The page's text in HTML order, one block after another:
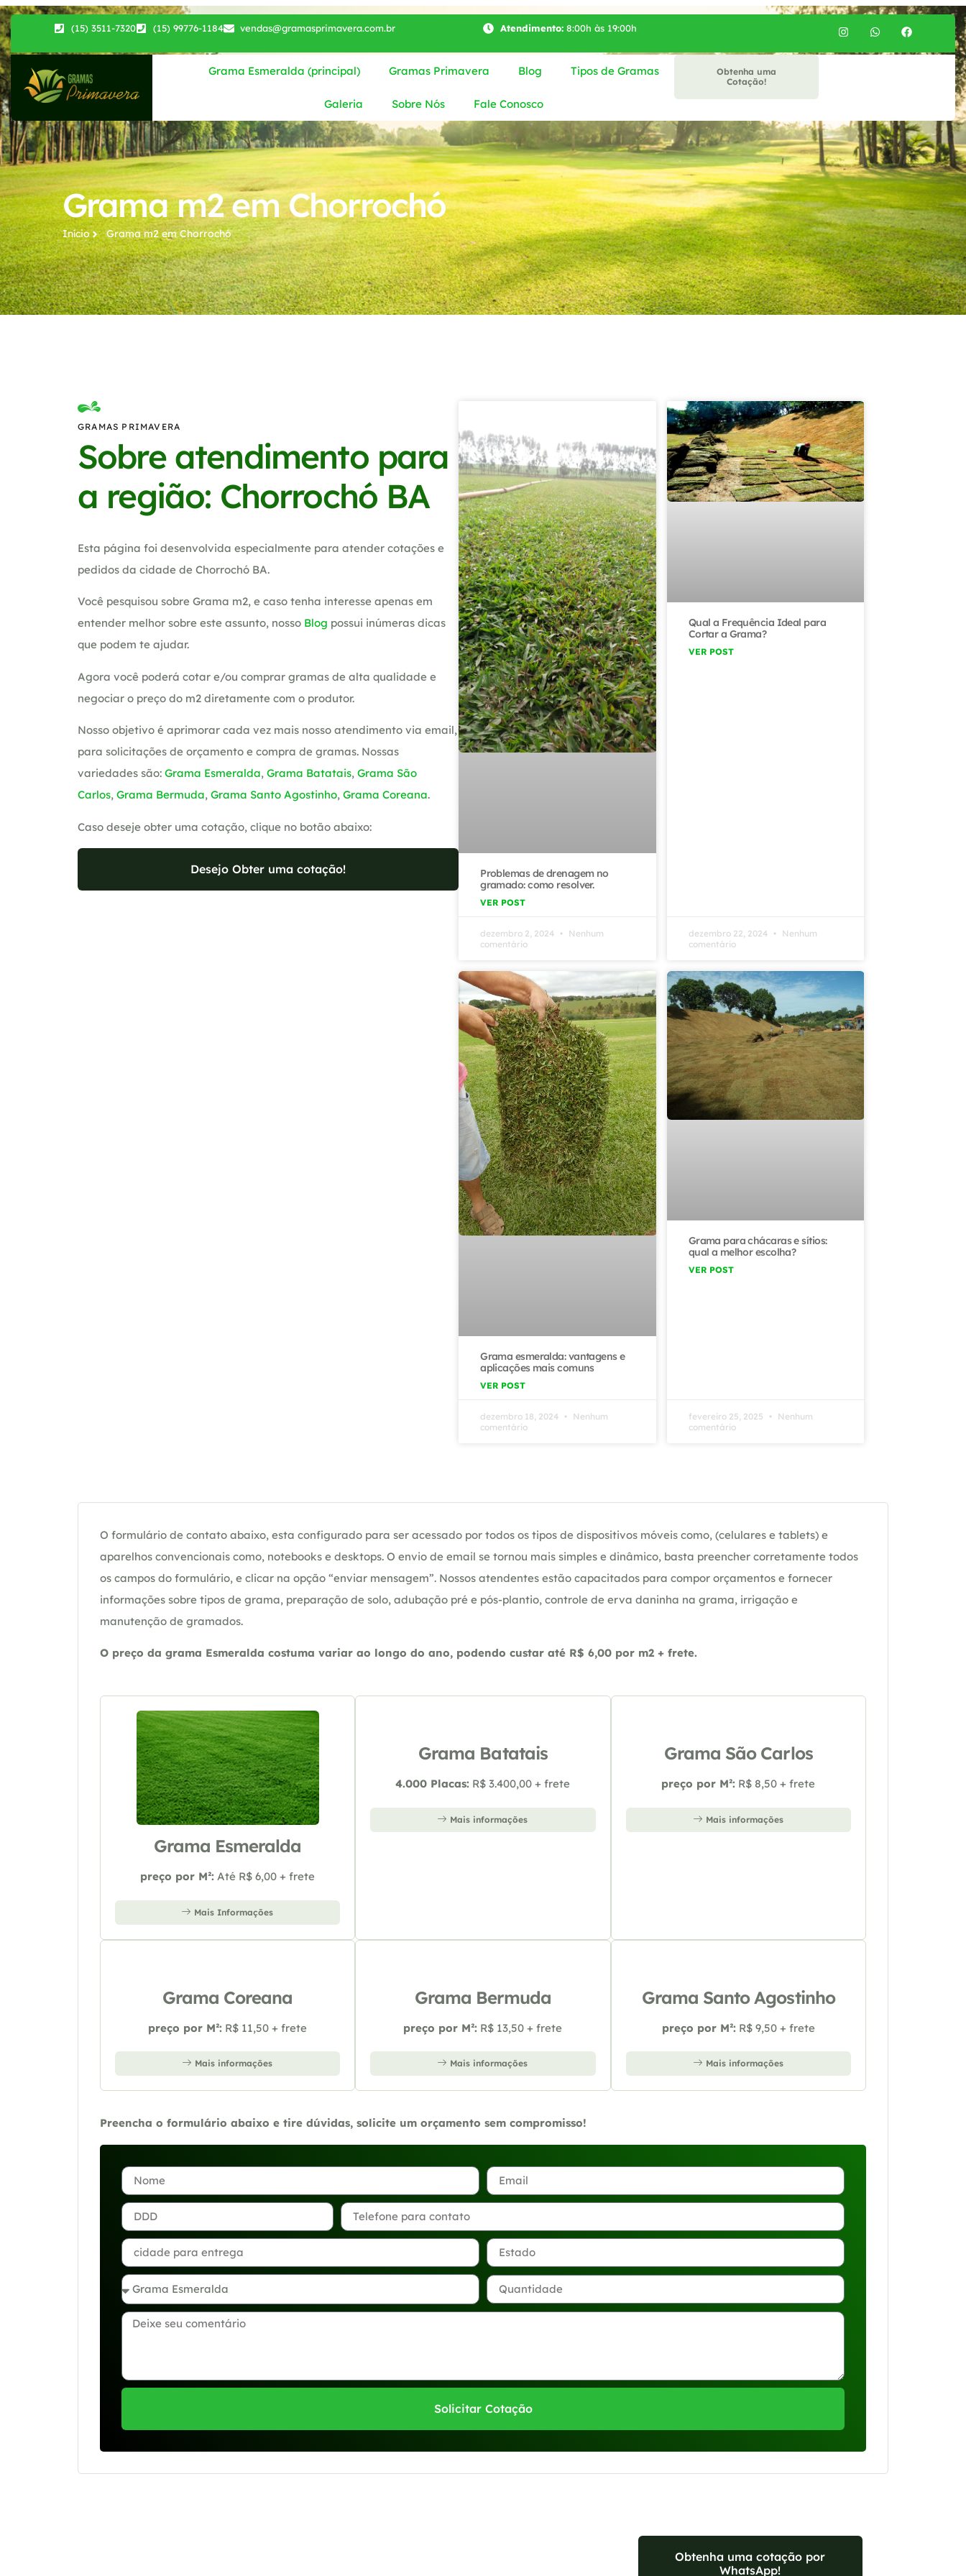
(15) 3511-7320 (15) 99776-1184 vendas@gramasprimavera.com.br Atendimento:8:00h às 19:00h
Grama Esmeralda (principal) Gramas Primavera Blog Tipos de Gramas
Galeria Sobre Nós Fale Conosco
Obtenha uma
Cotação!
Grama m2 em Chorrochó
Início Grama m2​ em Chorrochó
GRAMAS PRIMAVERA
Sobre atendimento para
a região: Chorrochó BA
Esta página foi desenvolvida especialmente para atender cotações e
pedidos da cidade de Chorrochó BA.
Você pesquisou sobre Grama m2, e caso tenha interesse apenas em
entender melhor sobre este assunto, nosso Blog possui inúmeras dicas
que podem te ajudar.
Agora você poderá cotar e/ou comprar gramas de alta qualidade e
negociar o preço do m2 diretamente com o produtor.
Nosso objetivo é aprimorar cada vez mais nosso atendimento via email,
para solicitações de orçamento e compra de gramas. Nossas
variedades são: Grama Esmeralda, Grama Batatais, Grama São
Carlos, Grama Bermuda, Grama Santo Agostinho, Grama Coreana.
Caso deseje obter uma cotação, clique no botão abaixo:
Desejo Obter uma cotação!
Problemas de drenagem no
gramado: como resolver.
VER POST
dezembro 2, 2024
Nenhum
comentário
Qual a Frequência Ideal para
Cortar a Grama?
VER POST
dezembro 22, 2024
Nenhum
comentário
Grama esmeralda: vantagens e
aplicações mais comuns
VER POST
dezembro 18, 2024
Nenhum
comentário
Grama para chácaras e sítios:
qual a melhor escolha?
VER POST
fevereiro 25, 2025
Nenhum
comentário
O formulário de contato abaixo, esta configurado para ser acessado por todos os tipos de dispositivos móveis como, (celulares e tablets) e
aparelhos convencionais como, notebooks e desktops. O envio de email se tornou mais simples e dinâmico, basta preencher corretamente todos
os campos do formulário, e clicar na opção “enviar mensagem”. Nossos atendentes estão capacitados para compor orçamentos e fornecer
informações sobre tipos de grama, preparação de solo, adubação pré e pós-plantio, controle de erva daninha na grama, irrigação e
manutenção de gramados.
O preço da grama Esmeralda costuma variar ao longo do ano, podendo custar até R$ 6,00 por m2 + frete.
Grama Esmeralda
preço por M²: Até R$ 6,00 + frete
Mais Informações
Grama Batatais
4.000 Placas: R$ 3.400,00 + frete
Mais informações
Grama São Carlos
preço por M²: R$ 8,50 + frete
Mais informações
Grama Coreana
preço por M²: R$ 11,50 + frete
Mais informações
Grama Bermuda
preço por M²: R$ 13,50 + frete
Mais informações
Grama Santo Agostinho
preço por M²: R$ 9,50 + frete
Mais informações
Preencha o formulário abaixo e tire dúvidas, solicite um orçamento sem compromisso!
Solicitar Cotação
Obtenha uma cotação por
WhatsApp!